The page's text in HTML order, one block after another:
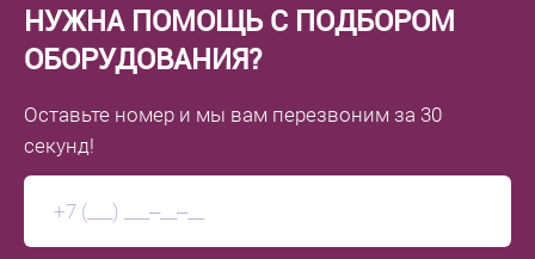
НУЖНА ПОМОЩЬ С ПОДБОРОМ
ОБОРУДОВАНИЯ?
Оставьте номер и мы вам перезвоним за 30
секунд!